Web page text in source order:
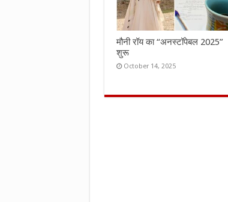
मौनी रॉय का “अनस्टॉपेबल 2025”
शुरू
October 14, 2025